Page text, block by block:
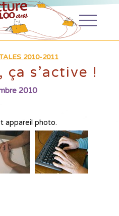
2010-2011
ça s’active !
2010
appareil photo.